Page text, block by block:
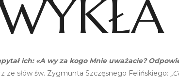
ich: «A wy za kogo Mnie uważacie?
ze słów św. Zygmunta Szczęsnego Felińskiego: